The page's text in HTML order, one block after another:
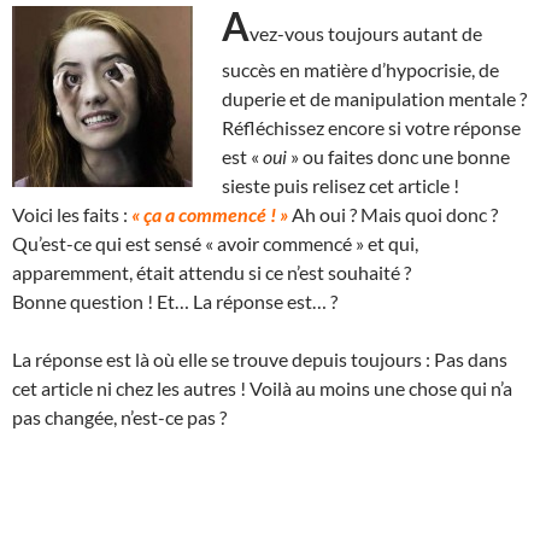
Avez-vous toujours autant de
succès en matière d’hypocrisie, de
duperie et de manipulation mentale ?
Réfléchissez encore si votre réponse
est « oui » ou faites donc une bonne
sieste puis relisez cet article !
Voici les faits : « ça a commencé ! » Ah oui ? Mais quoi donc ?
Qu’est-ce qui est sensé « avoir commencé » et qui,
apparemment, était attendu si ce n’est souhaité ?
Bonne question ! Et… La réponse est… ?
La réponse est là où elle se trouve depuis toujours : Pas dans
cet article ni chez les autres ! Voilà au moins une chose qui n’a
pas changée, n’est-ce pas ?